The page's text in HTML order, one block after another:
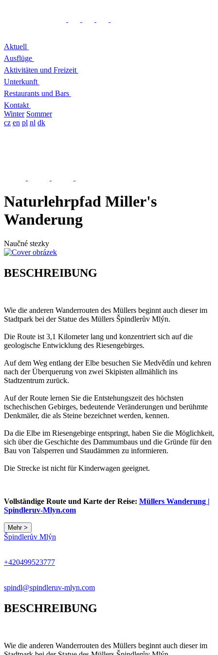
Aktuell
Ausflüge
Aktivitäten und Freizeit
Unterkunft
Restaurants und Bars
Kontakt
Winter Sommer
cz en pl nl dk
Naturlehrpfad Miller's
Wanderung
Naučné stezky
BESCHREIBUNG
Wie die anderen Wanderrouten des Müllers beginnt auch dieser im
Stadtpark bei der Statue des Müllers Špindlerův Mlýn.
Die Route ist 3,1 Kilometer lang und konzentriert sich auf die
geologische Entwicklung des Riesengebirges.
Auf dem Weg entlang der Elbe besuchen Sie Medvědín und kehren
nach der Überquerung von zwei Skipisten allmählich ins
Stadtzentrum zurück.
Auf der Route lernen Sie die Entstehungszeit des höchsten
tschechischen Gebirges, bedeutende Veränderungen und berühmte
Denkmäler, die als Steine bezeichnet werden, kennen.
Da die Elbe im Riesengebirge entspringt, haben Sie die Möglichkeit,
sich über die Geschichte des Dammumbaus und die Gründe für den
Bau von Talsperren und Staudämmen zu informieren.
Die Strecke ist nicht für Kinderwagen geeignet.
Vollständige Route und Karte der Reise: Müllers Wanderung |
Spindleruv-Mlyn.com
Mehr >
Špindlerův Mlýn
+420499523777
spindl@spindleruv-mlyn.com
BESCHREIBUNG
Wie die anderen Wanderrouten des Müllers beginnt auch dieser im